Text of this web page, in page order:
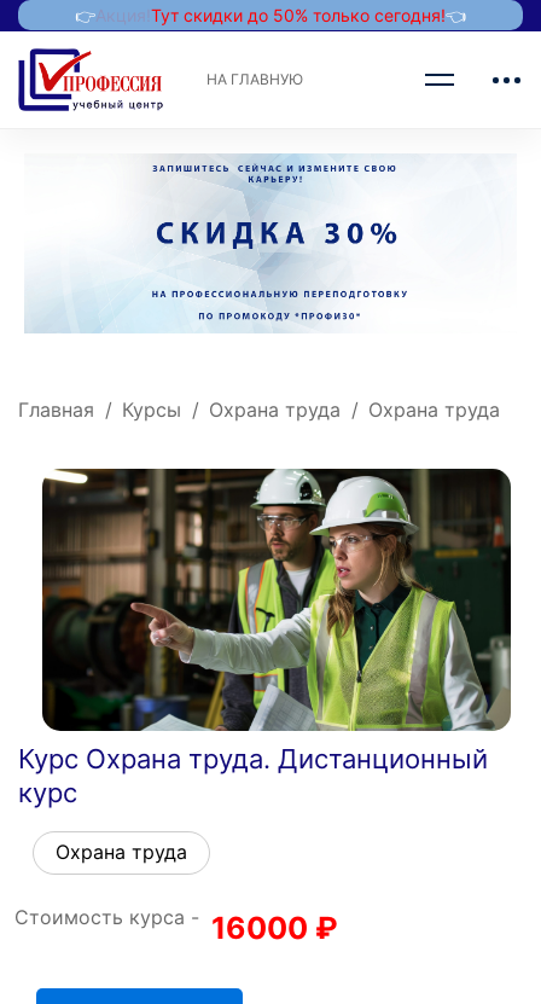
👉Акция! Тут скидки до 50% только сегодня!👈
НА ГЛАВНУЮ
Главная Курсы Охрана труда Охрана труда
Курс Охрана труда. Дистанционный
курс
Охрана труда
Стоимость курса - 16000 ₽